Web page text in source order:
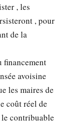
, les
, pour
de la
financement
avoisine
les maires de
coût réel de
le contribuable